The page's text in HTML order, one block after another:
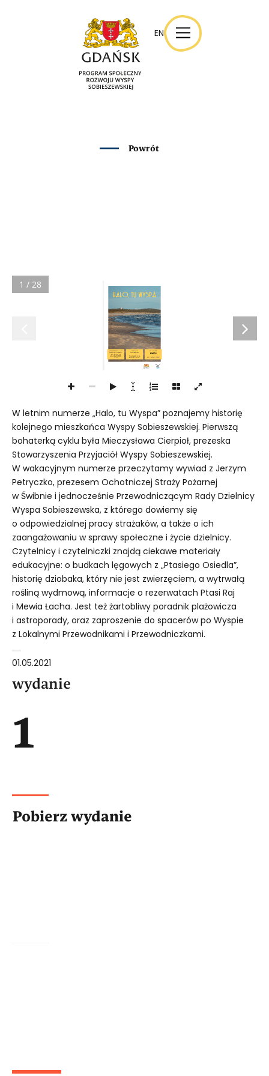
EN
Powrót
1 / 28
W letnim numerze „Halo, tu Wyspa” poznajemy historię
kolejnego mieszkańca Wyspy Sobieszewskiej. Pierwszą
bohaterką cyklu była Mieczysława Cierpioł, prezeska
Stowarzyszenia Przyjaciół Wyspy Sobieszewskiej.
W wakacyjnym numerze przeczytamy wywiad z Jerzym
Petryczko, prezesem Ochotniczej Straży Pożarnej
w Świbnie i jednocześnie Przewodniczącym Rady Dzielnicy
Wyspa Sobieszewska, z którego dowiemy się
o odpowiedzialnej pracy strażaków, a także o ich
zaangażowaniu w sprawy społeczne i życie dzielnicy.
Czytelnicy i czytelniczki znajdą ciekawe materiały
edukacyjne: o budkach lęgowych z „Ptasiego Osiedla”,
historię dziobaka, który nie jest zwierzęciem, a wytrwałą
rośliną wydmową, informacje o rezerwatach Ptasi Raj
i Mewia Łacha. Jest też żartobliwy poradnik plażowicza
i astroporady, oraz zaproszenie do spacerów po Wyspie
z Lokalnymi Przewodnikami i Przewodniczkami.
01.05.2021
wydanie
1
Pobierz wydanie